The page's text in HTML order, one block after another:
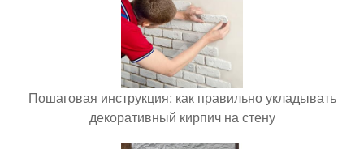
Пошаговая инструкция: как правильно укладывать
декоративный кирпич на стену